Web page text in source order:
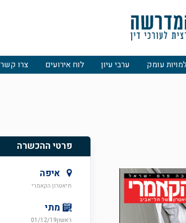
עומק ערבי עיון לוח אירועים צרו קשר
פרטי ההכשרה
איפה
תיאטרון הקאמרי
מתי
ראשון01/12/19